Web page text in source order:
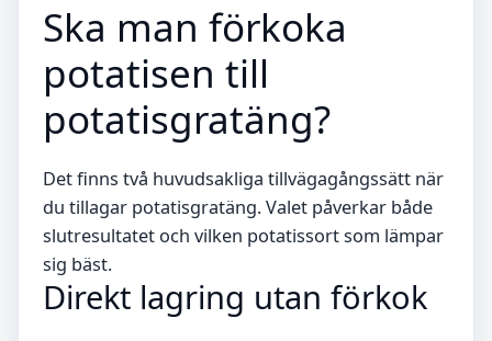
Ska man förkoka
potatisen till
potatisgratäng?
Det finns två huvudsakliga tillvägagångssätt när
du tillagar potatisgratäng. Valet påverkar både
slutresultatet och vilken potatissort som lämpar
sig bäst.
Direkt lagring utan förkok